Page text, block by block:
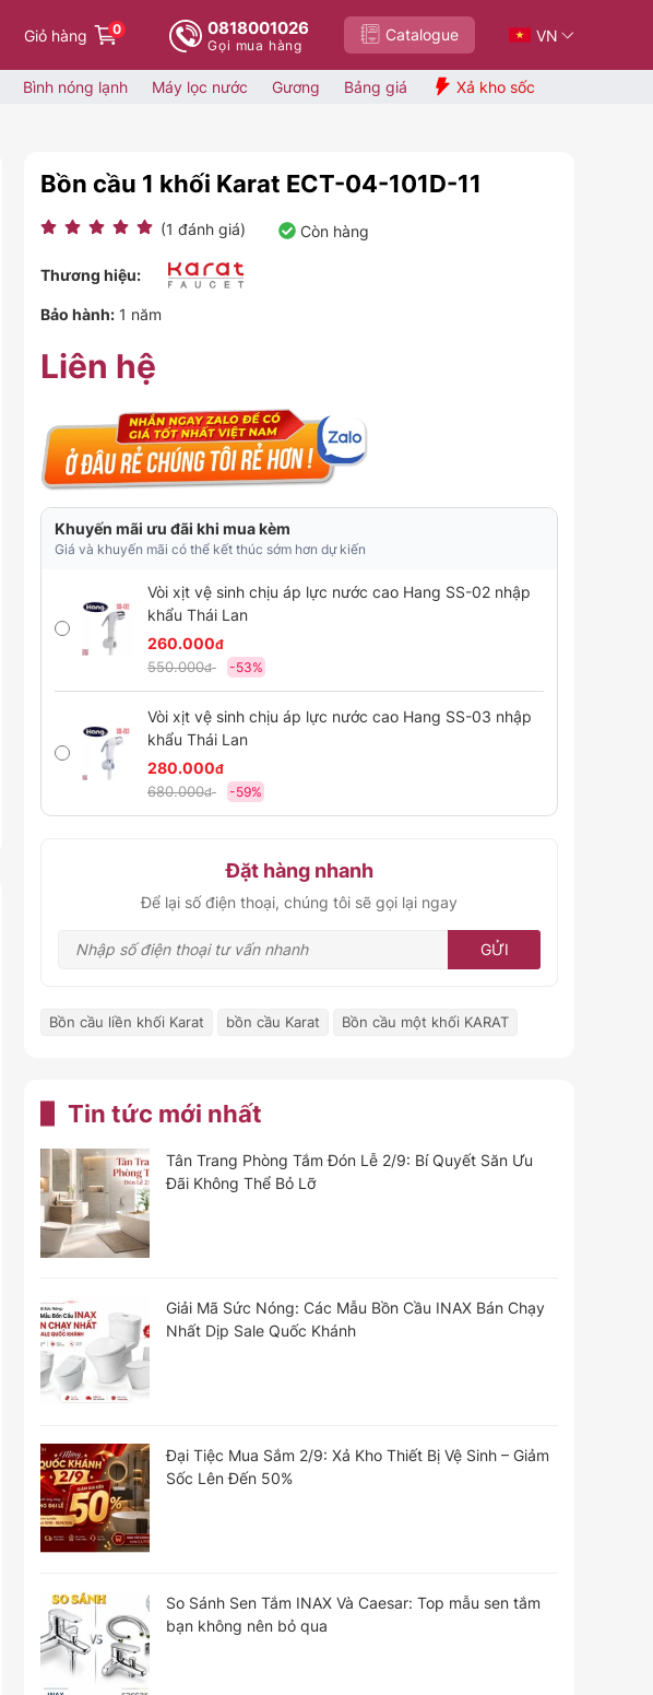
Giỏ hàng 0 0818001026
Gọi mua hàng
Catalogue VN
Bình nóng lạnh Máy lọc nước Gương Bảng giá Xả kho sốc
Bồn cầu 1 khối Karat ECT-04-101D-11
(1 đánh giá) Còn hàng
Thương hiệu:
Bảo hành: 1 năm
Liên hệ
Khuyến mãi ưu đãi khi mua kèm
Giá và khuyến mãi có thể kết thúc sớm hơn dự kiến
Vòi xịt vệ sinh chịu áp lực nước cao Hang SS-02 nhập
khẩu Thái Lan
260.000đ
550.000đ -53%
Vòi xịt vệ sinh chịu áp lực nước cao Hang SS-03 nhập
khẩu Thái Lan
280.000đ
680.000đ -59%
Đặt hàng nhanh
Để lại số điện thoại, chúng tôi sẽ gọi lại ngay
GỬI
Bồn cầu liền khối Karat bồn cầu Karat Bồn cầu một khối KARAT
Tin tức mới nhất
Tân Trang Phòng Tắm Đón Lễ 2/9: Bí Quyết Săn Ưu
Đãi Không Thể Bỏ Lỡ
Giải Mã Sức Nóng: Các Mẫu Bồn Cầu INAX Bán Chạy
Nhất Dịp Sale Quốc Khánh
Đại Tiệc Mua Sắm 2/9: Xả Kho Thiết Bị Vệ Sinh – Giảm
Sốc Lên Đến 50%
So Sánh Sen Tắm INAX Và Caesar: Top mẫu sen tắm
bạn không nên bỏ qua